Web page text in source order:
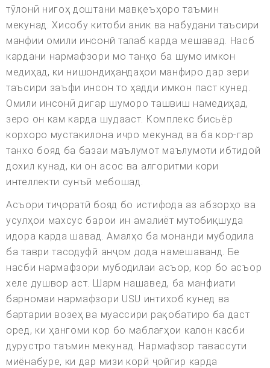
тӯлонӣ нигоҳ доштани мавқеъҳоро таъмин
мекунад. Хисобу китоби аник ва набудани таъсири
манфии омили инсонй талаб карда мешавад. Насб
кардани нармафзори мо танҳо ба шумо имкон
медиҳад, ки нишондиҳандаҳои манфиро дар зери
таъсири заъфи инсон то ҳадди имкон паст кунед.
Омили инсонӣ дигар шуморо ташвиш намедиҳад,
зеро он кам карда шудааст. Комплекс бисьёр
корхоро мустакилона ичро мекунад ва ба кор-гар
танхо бояд ба базаи маълумот маълумоти ибтидой
дохил кунад, ки он асос ва алгоритми кори
интеллекти сунъй мебошад.
Асъори тиҷоратӣ бояд бо истифода аз абзорҳо ва
усулҳои махсус барои ин амалиёт мутобиқшуда
идора карда шавад. Амалҳо ба монанди мубодила
ба таври тасодуфӣ анҷом дода намешаванд. Бе
насби нармафзори мубодилаи асъор, кор бо асъор
хеле душвор аст. Шарм нашавед, ба манфиати
барномаи нармафзори USU интихоб кунед ва
бартарии возеҳ ва муассири рақобатиро ба даст
оред, ки ҳангоми кор бо маблағҳои калон касби
дурустро таъмин мекунад. Нармафзор тавассути
миёнабуре, ки дар мизи корӣ ҷойгир карда